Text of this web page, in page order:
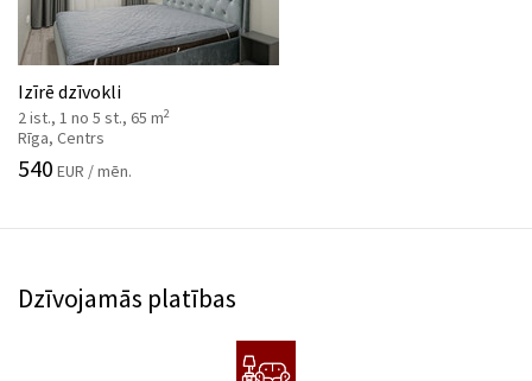
Izīrē dzīvokli
2 ist., 1 no 5 st., 65 m2
Rīga, Centrs
540 EUR / mēn.
Dzīvojamās platības